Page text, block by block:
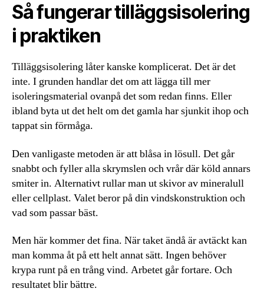
Så fungerar tilläggsisolering
i praktiken
Tilläggsisolering låter kanske komplicerat. Det är det
inte. I grunden handlar det om att lägga till mer
isoleringsmaterial ovanpå det som redan finns. Eller
ibland byta ut det helt om det gamla har sjunkit ihop och
tappat sin förmåga.
Den vanligaste metoden är att blåsa in lösull. Det går
snabbt och fyller alla skrymslen och vrår där köld annars
smiter in. Alternativt rullar man ut skivor av mineralull
eller cellplast. Valet beror på din vindskonstruktion och
vad som passar bäst.
Men här kommer det fina. När taket ändå är avtäckt kan
man komma åt på ett helt annat sätt. Ingen behöver
krypa runt på en trång vind. Arbetet går fortare. Och
resultatet blir bättre.